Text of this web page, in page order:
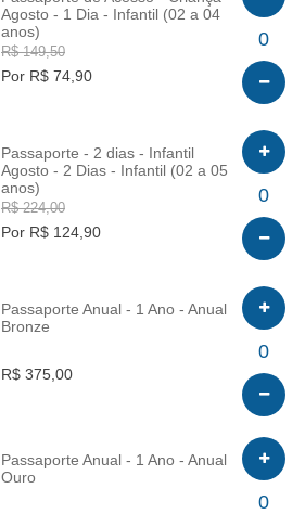
Agosto - 1 Dia - Infantil (02 a 04
anos)
R$ 149,50
Por R$ 74,90
0
Passaporte - 2 dias - Infantil
Agosto - 2 Dias - Infantil (02 a 05
anos)
R$ 224,00
Por R$ 124,90
0
Passaporte Anual - 1 Ano - Anual
Bronze
R$ 375,00
0
Passaporte Anual - 1 Ano - Anual
Ouro
0